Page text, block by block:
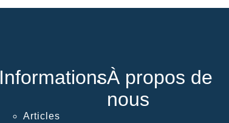
Informations
Articles
À propos de
nous